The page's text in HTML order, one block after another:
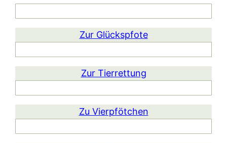
Zur Glückspfote
Zur Tierrettung
Zu Vierpfötchen